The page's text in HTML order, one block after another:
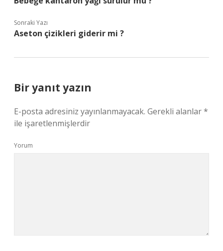
Sonraki Yazı
Aseton çizikleri giderir mi ?
Bir yanıt yazın
E-posta adresiniz yayınlanmayacak. Gerekli alanlar*
ile işaretlenmişlerdir
Yorum